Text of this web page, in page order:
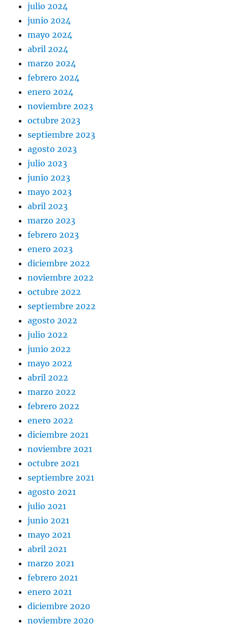
julio 2024
junio 2024
mayo 2024
abril 2024
marzo 2024
febrero 2024
enero 2024
noviembre 2023
octubre 2023
septiembre 2023
agosto 2023
julio 2023
junio 2023
mayo 2023
abril 2023
marzo 2023
febrero 2023
enero 2023
diciembre 2022
noviembre 2022
octubre 2022
septiembre 2022
agosto 2022
julio 2022
junio 2022
mayo 2022
abril 2022
marzo 2022
febrero 2022
enero 2022
diciembre 2021
noviembre 2021
octubre 2021
septiembre 2021
agosto 2021
julio 2021
junio 2021
mayo 2021
abril 2021
marzo 2021
febrero 2021
enero 2021
diciembre 2020
noviembre 2020